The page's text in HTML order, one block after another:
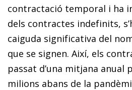
contractació temporal i ha
dels contractes indefinits,
caiguda significativa del
que se signen. Així, els
passat d’una mitjana anual
milions abans de la